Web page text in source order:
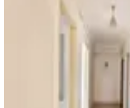
Onikişubat, Boğaziçi
20.000 ₺